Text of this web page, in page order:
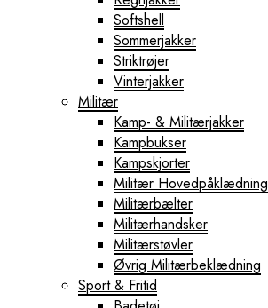
Softshell
Sommerjakker
Striktrøjer
Vinterjakker
Militær
Kamp- & Militærjakker
Kampbukser
Kampskjorter
Militær Hovedpåklædning
Militærbælter
Militærhandsker
Militærstøvler
Øvrig Militærbeklædning
Sport & Fritid